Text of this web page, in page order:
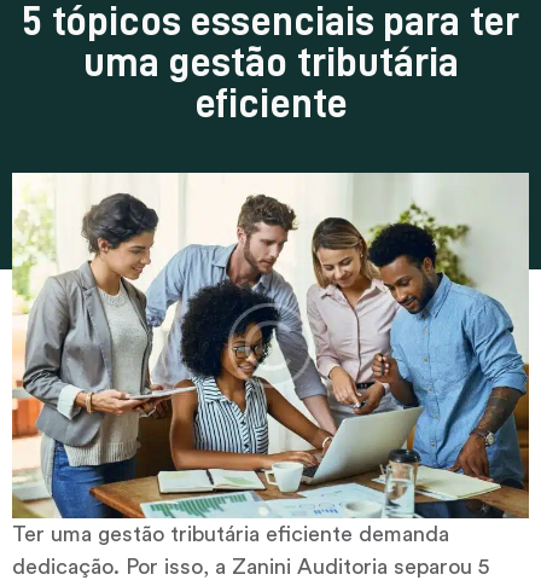
5 tópicos essenciais para ter
uma gestão tributária
eficiente
Ter uma gestão tributária eficiente demanda
dedicação. Por isso, a Zanini Auditoria separou 5